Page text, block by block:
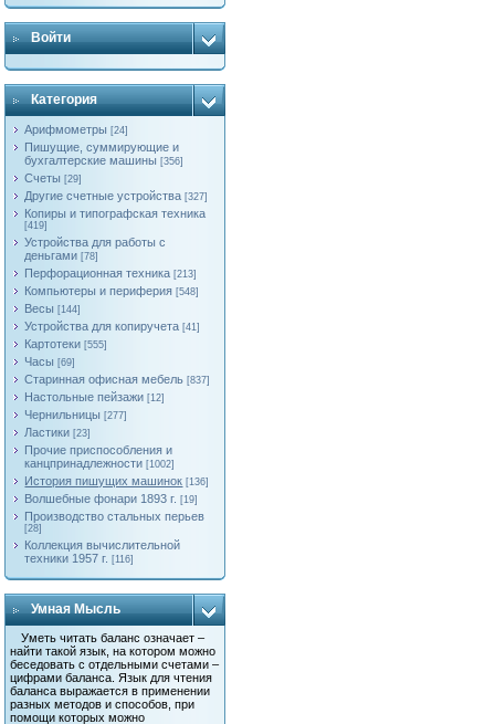
Войти
Категория
Арифмометры [24]
Пишущие, суммирующие и
бухгалтерские машины [356]
Счеты [29]
Другие счетные устройства [327]
Копиры и типографская техника
[419]
Устройства для работы с
деньгами [78]
Перфорационная техника [213]
Компьютеры и периферия [548]
Весы [144]
Устройства для копиручета [41]
Картотеки [555]
Часы [69]
Старинная офисная мебель [837]
Настольные пейзажи [12]
Чернильницы [277]
Ластики [23]
Прочие приспособления и
канцпринадлежности [1002]
История пишущих машинок [136]
Волшебные фонари 1893 г. [19]
Производство стальных перьев
[28]
Коллекция вычислительной
техники 1957 г. [116]
Умная Мысль
Уметь читать баланс означает –
найти такой язык, на котором можно
беседовать с отдельными счетами –
цифрами баланса. Язык для чтения
баланса выражается в применении
разных методов и способов, при
помощи которых можно